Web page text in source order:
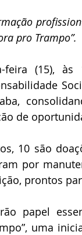
pro Trampo”.
feira (15),
de
10 são
por
prontos
papel
uma